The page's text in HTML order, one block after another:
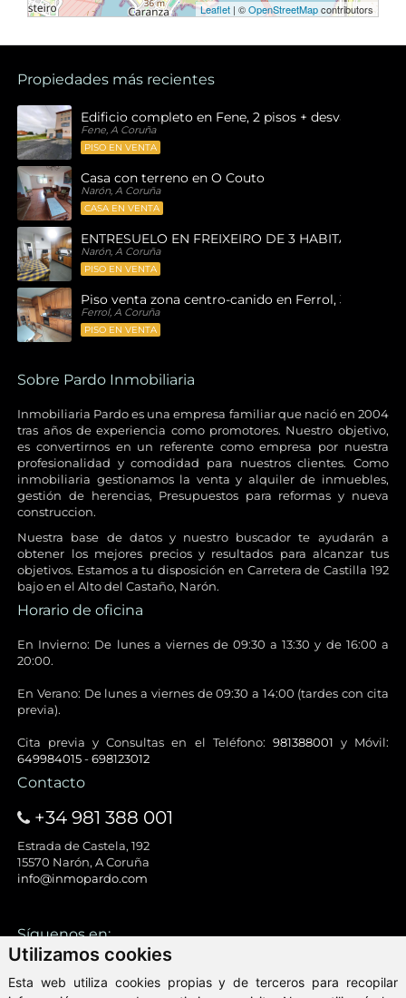
Utilizamos cookies
Esta web utiliza cookies propias y de terceros para recopilar
Leaflet| ©OpenStreetMapcontributors
Propiedades más recientes
Edificio completo en Fene, 2 pisos + desván , 1
Fene, A Coruña
PISO EN VENTA
Casa con terreno en O Couto
Narón, A Coruña
CASA EN VENTA
ENTRESUELO EN FREIXEIRO DE 3 HABITACIONES
Narón, A Coruña
PISO EN VENTA
Piso venta zona centro-canido en Ferrol, 3
Ferrol, A Coruña
PISO EN VENTA
Sobre Pardo Inmobiliaria
Inmobiliaria Pardo es una empresa familiar que nació en 2004
tras años de experiencia como promotores. Nuestro objetivo,
es convertirnos en un referente como empresa por nuestra
profesionalidad y comodidad para nuestros clientes. Como
inmobiliaria gestionamos la venta y alquiler de inmuebles,
gestión de herencias, Presupuestos para reformas y nueva
construccion.
Nuestra base de datos y nuestro buscador te ayudarán a
obtener los mejores precios y resultados para alcanzar tus
objetivos. Estamos a tu disposición en Carretera de Castilla 192
bajo en el Alto del Castaño, Narón.
Horario de oficina
En Invierno: De lunes a viernes de 09:30 a 13:30 y de 16:00 a
20:00.
En Verano: De lunes a viernes de 09:30 a 14:00 (tardes con cita
previa).
Cita previa y Consultas en el Teléfono: 981388001 y Móvil:
649984015-698123012
Contacto
+34 981 388 001
Estrada de Castela, 192
15570 Narón, A Coruña
info@inmopardo.com
Síguenos en: